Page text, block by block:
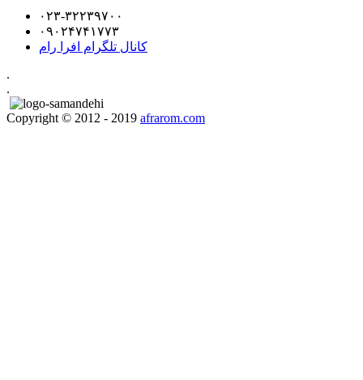
۰۲۳-۳۲۲۳۹۷۰۰
۰۹۰۲۴۷۴۱۷۷۳
کانال تلگرام افرا رام
.
.
Copyright © 2012 - 2019 afrarom.com